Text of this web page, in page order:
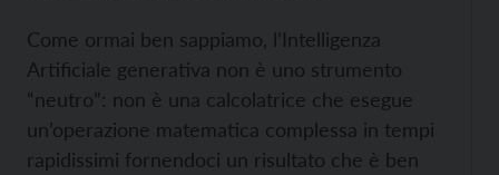
Come ormai ben sappiamo, l’Intelligenza
Artificiale generativa non è uno strumento
“neutro”: non è una calcolatrice che esegue
un’operazione matematica complessa in tempi
rapidissimi fornendoci un risultato che è ben